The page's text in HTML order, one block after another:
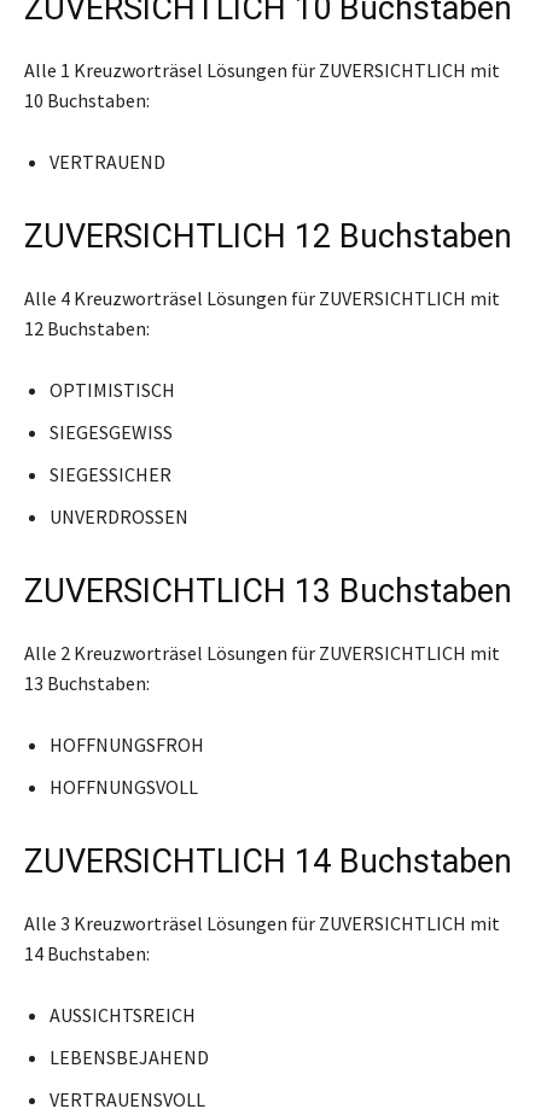
ZUVERSICHTLICH 10 Buchstaben
Alle 1 Kreuzworträsel Lösungen für ZUVERSICHTLICH mit
10 Buchstaben:
VERTRAUEND
ZUVERSICHTLICH 12 Buchstaben
Alle 4 Kreuzworträsel Lösungen für ZUVERSICHTLICH mit
12 Buchstaben:
OPTIMISTISCH
SIEGESGEWISS
SIEGESSICHER
UNVERDROSSEN
ZUVERSICHTLICH 13 Buchstaben
Alle 2 Kreuzworträsel Lösungen für ZUVERSICHTLICH mit
13 Buchstaben:
HOFFNUNGSFROH
HOFFNUNGSVOLL
ZUVERSICHTLICH 14 Buchstaben
Alle 3 Kreuzworträsel Lösungen für ZUVERSICHTLICH mit
14 Buchstaben:
AUSSICHTSREICH
LEBENSBEJAHEND
VERTRAUENSVOLL